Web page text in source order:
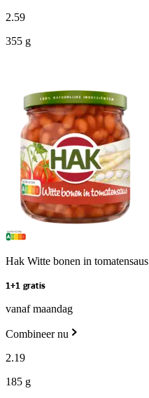
2.59
355 g
Hak Witte bonen in tomatensaus
1+1 gratis
vanaf maandag
Combineer nu
2.19
185 g